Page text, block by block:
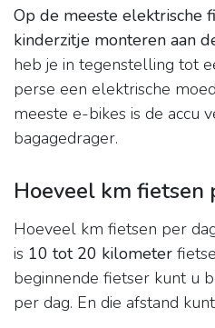
Op de meeste elektrische
kinderzitje monteren aan
heb je in tegenstelling tot
perse een elektrische
meeste e-bikes is de accu
bagagedrager.
Hoeveel km fietsen
Hoeveel km fietsen per
is 10 tot 20 kilometer
beginnende fietser kunt u
per dag. En die afstand